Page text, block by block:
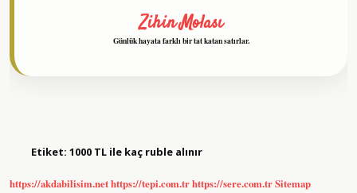
Zihin Molası
Günlük hayata farklı bir tat katan satırlar.
Etiket: 1000 TL ile kaç ruble alınır
https://akdabilisim.nethttps://tepi.com.trhttps://sere.com.trSitemap